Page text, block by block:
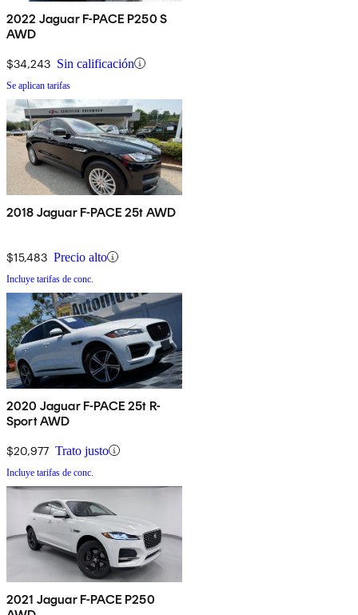
2022 Jaguar F-PACE P250 S
AWD
$34,243 Sin calificación
Se aplican tarifas
2018 Jaguar F-PACE 25t AWD
$15,483 Precio alto
Incluye tarifas de conc.
2020 Jaguar F-PACE 25t R-
Sport AWD
$20,977 Trato justo
Incluye tarifas de conc.
2021 Jaguar F-PACE P250